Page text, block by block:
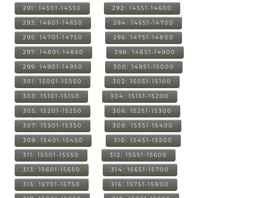
291: 14501-14550 292: 14551-14600
293: 14601-14650 294: 14651-14700
295: 14701-14750 296: 14751-14800
297: 14801-14850 298: 14851-14900
299: 14901-14950 300: 14951-15000
301: 15001-15050 302: 15051-15100
303: 15101-15150 304: 15151-15200
305: 15201-15250 306: 15251-15300
307: 15301-15350 308: 15351-15400
309: 15401-15450 310: 15451-15500
311: 15501-15550 312: 15551-15600
313: 15601-15650 314: 15651-15700
315: 15701-15750 316: 15751-15800